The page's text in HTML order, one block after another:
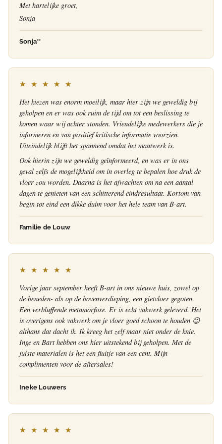
Met hartelijke groet,
Sonja
Sonja**
★ ★ ★ ★ ★
Het kiezen was enorm moeilijk, maar hier zijn we geweldig bij
geholpen en er was ook ruim de tijd om tot een beslissing te
komen waar wij achter stonden. Vriendelijke medewerkers die je
informeren en van positief kritische informatie voorzien.
Uiteindelijk blijft het spannend omdat het maatwerk is.
Ook hierin zijn we geweldig geïnformeerd, en was er in ons
geval zelfs de mogelijkheid om in overleg te bepalen hoe druk de
vloer zou worden. Daarna is het afwachten om na een aantal
dagen te genieten van een schitterend eindresultaat. Kortom van
begin tot eind een dikke duim voor het hele team van B-art.
Familie de Louw
★ ★ ★ ★ ★
Vorige jaar september heeft B-art in ons nieuwe huis, zowel op
de beneden- als op de bovenverdieping, een gietvloer gegoten.
Een verbluffende metamorfose. Er is echt vakwerk geleverd. Het
is overigens ook vakwerk om je vloer goed schoon te houden 😉
althans dat dacht ik. Ik kreeg het zelf maar niet onder de knie.
Inge en Bart hebben ons hier uitstekend bij geholpen. Met de
juiste materialen is het een fluitje van een cent. Mijn
complimenten voor de aftersales!
Ineke Louwers
★ ★ ★ ★ ★